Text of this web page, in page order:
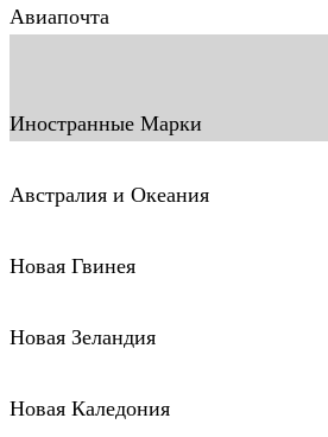
Авиапочта
Иностранные Марки
Австралия и Океания
Новая Гвинея
Новая Зеландия
Новая Каледония